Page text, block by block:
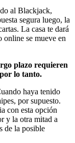
al Blackjack,
segura luego, la
La casa te dará
se mueve en
plazo requieren
lo tanto.
haya tenido
por supuesto.
con esta opción
y la otra mitad a
de la posible